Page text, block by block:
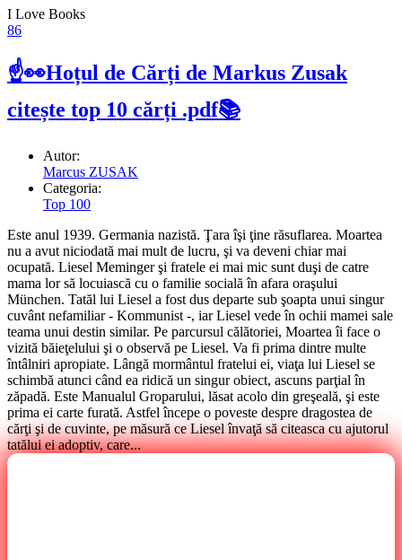
I Love Books
86
☝👀Hoțul de Cărți de Markus Zusak
citește top 10 cărți .pdf📚
Autor:
Marcus ZUSAK
Categoria:
Top 100
Este anul 1939. Germania nazistă. Ţara îşi ţine răsuflarea. Moartea
nu a avut niciodată mai mult de lucru, şi va deveni chiar mai
ocupată. Liesel Meminger şi fratele ei mai mic sunt duşi de catre
mama lor să locuiască cu o familie socială în afara oraşului
München. Tatăl lui Liesel a fost dus departe sub şoapta unui singur
cuvânt nefamiliar - Kommunist -, iar Liesel vede în ochii mamei sale
teama unui destin similar. Pe parcursul călătoriei, Moartea îi face o
vizită băieţelului şi o observă pe Liesel. Va fi prima dintre multe
întâlniri apropiate. Lângă mormântul fratelui ei, viaţa lui Liesel se
schimbă atunci când ea ridică un singur obiect, ascuns parţial în
zăpadă. Este Manualul Groparului, lăsat acolo din greşeală, şi este
prima ei carte furată. Astfel începe o poveste despre dragostea de
cărţi şi de cuvinte, pe măsură ce Liesel învaţă să citeasca cu ajutorul
tatălui ei adoptiv, care...